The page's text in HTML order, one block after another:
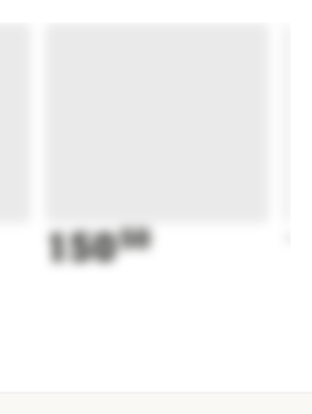
15050